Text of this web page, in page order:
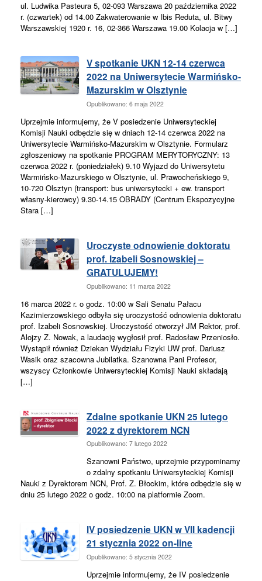
ul. Ludwika Pasteura 5, 02-093 Warszawa 20 października 2022
r. (czwartek) od 14.00 Zakwaterowanie w Ibis Reduta, ul. Bitwy
Warszawskiej 1920 r. 16, 02-366 Warszawa 19.00 Kolacja w […]
V spotkanie UKN 12-14 czerwca
2022 na Uniwersytecie Warmińsko-
Mazurskim w Olsztynie
Opublikowano: 6 maja 2022
Uprzejmie informujemy, że V posiedzenie Uniwersyteckiej
Komisji Nauki odbędzie się w dniach 12-14 czerwca 2022 na
Uniwersytecie Warmińsko-Mazurskim w Olsztynie. Formularz
zgłoszeniowy na spotkanie PROGRAM MERYTORYCZNY: 13
czerwca 2022 r. (poniedziałek) 9.10 Wyjazd do Uniwersytetu
Warmińsko-Mazurskiego w Olsztynie, ul. Prawocheńskiego 9,
10-720 Olsztyn (transport: bus uniwersytecki + ew. transport
własny-kierowcy) 9.30-14.15 OBRADY (Centrum Ekspozycyjne
Stara […]
Uroczyste odnowienie doktoratu
prof. Izabeli Sosnowskiej –
GRATULUJEMY!
Opublikowano: 11 marca 2022
16 marca 2022 r. o godz. 10:00 w Sali Senatu Pałacu
Kazimierzowskiego odbyła się uroczystość odnowienia doktoratu
prof. Izabeli Sosnowskiej. Uroczystość otworzył JM Rektor, prof.
Alojzy Z. Nowak, a laudację wygłosił prof. Radosław Przeniosło.
Wystąpił również Dziekan Wydziału Fizyki UW prof. Dariusz
Wasik oraz szacowna Jubilatka. Szanowna Pani Profesor,
wszyscy Członkowie Uniwersyteckiej Komisji Nauki składają
[…]
Zdalne spotkanie UKN 25 lutego
2022 z dyrektorem NCN
Opublikowano: 7 lutego 2022
Szanowni Państwo, uprzejmie przypominamy
o zdalny spotkaniu Uniwersyteckiej Komisji
Nauki z Dyrektorem NCN, Prof. Z. Błockim, które odbędzie się w
dniu 25 lutego 2022 o godz. 10:00 na platformie Zoom.
IV posiedzenie UKN w VII kadencji
21 stycznia 2022 on-line
Opublikowano: 5 stycznia 2022
Uprzejmie informujemy, że IV posiedzenie